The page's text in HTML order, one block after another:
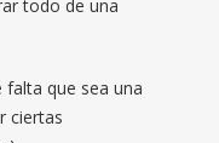
todo de una
falta que sea una
ciertas